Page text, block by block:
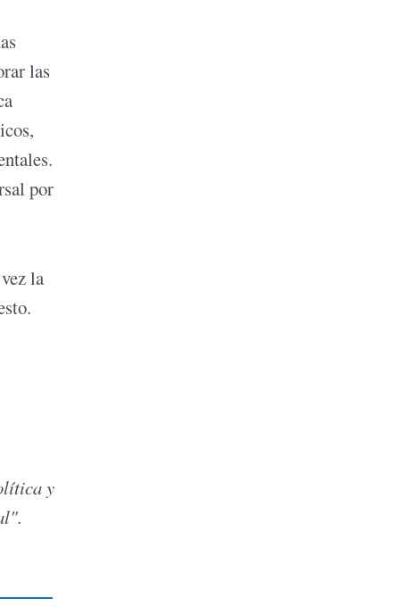
las
por
la
y